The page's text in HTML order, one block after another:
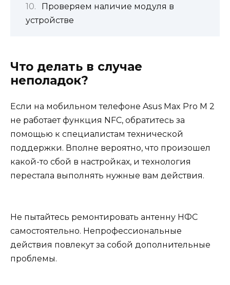
Проверяем наличие модуля в
устройстве
Что делать в случае
неполадок?
Если на мобильном телефоне Asus Max Pro M 2
не работает функция NFC, обратитесь за
помощью к специалистам технической
поддержки. Вполне вероятно, что произошел
какой-то сбой в настройках, и технология
перестала выполнять нужные вам действия.
Не пытайтесь ремонтировать антенну НФС
самостоятельно. Непрофессиональные
действия повлекут за собой дополнительные
проблемы.